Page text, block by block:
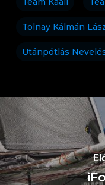
Tolnay Kálmán
Utánpótlás